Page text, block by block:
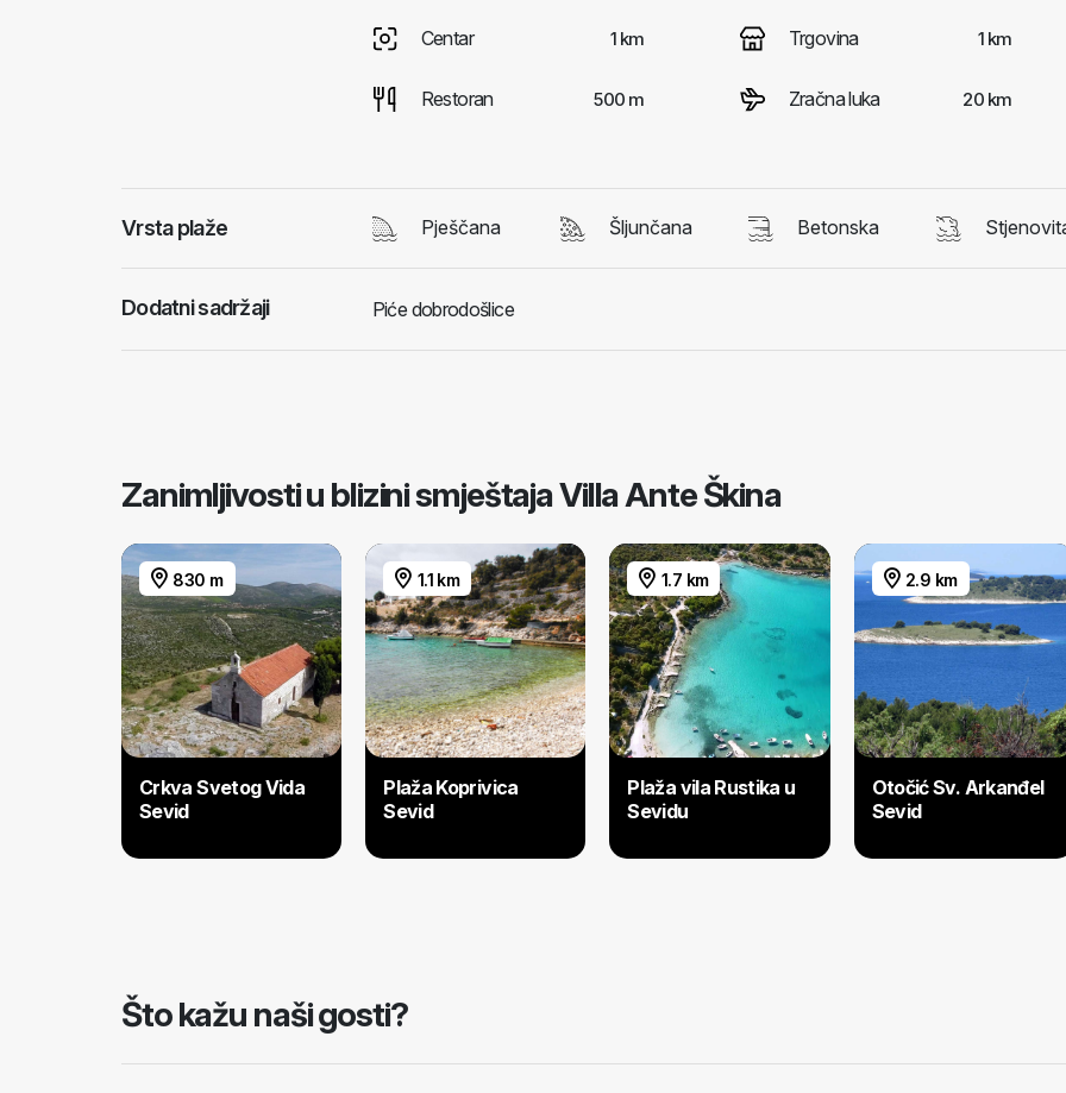
Centar 1 km Trgovina 1 km
Restoran 500 m Zračna luka 20 km
Vrsta plaže Pješčana Šljunčana Betonska
Dodatni sadržaji Piće dobrodošlice
Zanimljivosti u blizini smještaja Villa Ante Škina
830 m
Crkva Svetog Vida
Sevid
1.1 km
Plaža Koprivica
Sevid
1.7 km
Plaža vila Rustika u
Sevidu
2.9 km
Otočić Sv. Arkanđel
Sevid
Što kažu naši gosti?